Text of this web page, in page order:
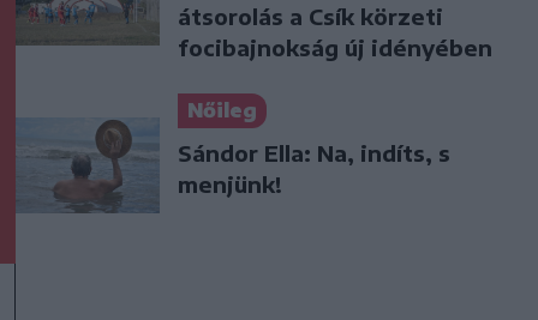
átsorolás a Csík körzeti
focibajnokság új idényében
Nőileg
Sándor Ella: Na, indíts, s
menjünk!